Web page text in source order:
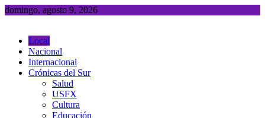
Saltar
domingo, agosto 9, 2026
Local
Nacional
Internacional
Crónicas del Sur
Salud
USFX
Cultura
Educación